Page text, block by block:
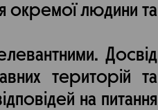
окремої людини та
Досвід
територій та
на питання